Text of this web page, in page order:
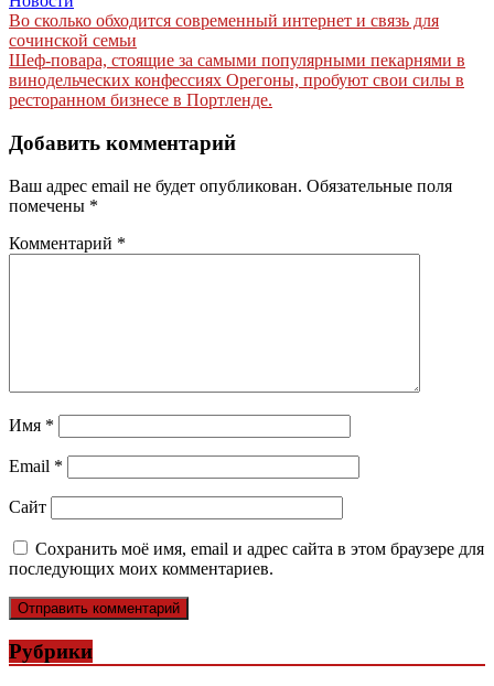
Навигация
по
записям
Во сколько обходится современный интернет и связь для
сочинской семьи
Шеф-повара, стоящие за самыми популярными пекарнями в
винодельческих конфессиях Орегоны, пробуют свои силы в
ресторанном бизнесе в Портленде.
Добавить комментарий
Ваш адрес email не будет опубликован. Обязательные поля
помечены *
Комментарий *
Имя *
Email *
Сайт
Сохранить моё имя, email и адрес сайта в этом браузере для
последующих моих комментариев.
Рубрики